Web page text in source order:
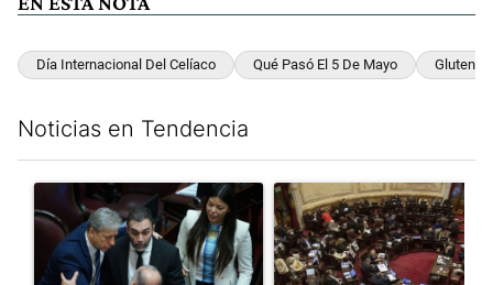
Día Internacional Del Celíaco Qué Pasó El 5 De Mayo Gluten
Noticias en Tendencia
Un artículo de tendencia con el título "Encuesta, mientras el
Un artículo de tendencia con